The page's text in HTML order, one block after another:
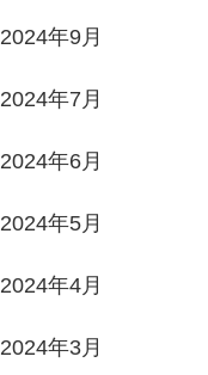
2024年9月
2024年7月
2024年6月
2024年5月
2024年4月
2024年3月